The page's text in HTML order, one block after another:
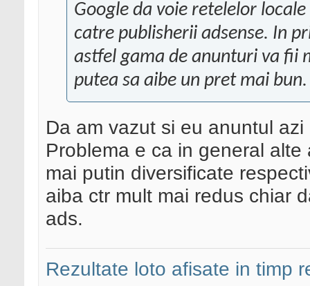
Google da voie retelelor
catre publisherii adsense. In
astfel gama de anunturi va fii
putea sa aibe un pret mai
Da am vazut si eu anuntul azi
Problema e ca in general
mai putin diversificate
aiba ctr mult mai redus chiar
ads.
Rezultate loto afisate in timp